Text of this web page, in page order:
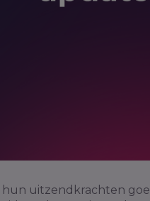
uitzendkrachten